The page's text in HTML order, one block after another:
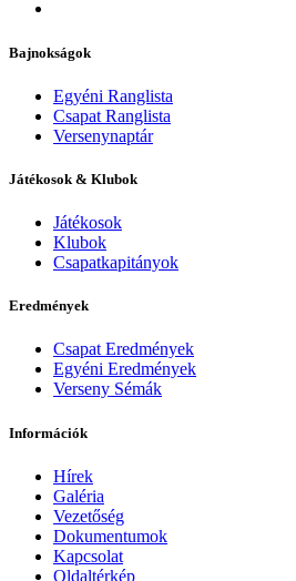
Bajnokságok
Egyéni Ranglista
Csapat Ranglista
Versenynaptár
Játékosok & Klubok
Játékosok
Klubok
Csapatkapitányok
Eredmények
Csapat Eredmények
Egyéni Eredmények
Verseny Sémák
Információk
Hírek
Galéria
Vezetőség
Dokumentumok
Kapcsolat
Oldaltérkép